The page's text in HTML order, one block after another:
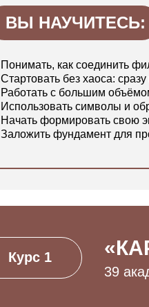
Понимать, как соединить
Стартовать без хаоса:
Работать с большим
Использовать символы и
Начать формировать свою
Заложить фундамент для
ВЫ НАУЧИТЕСЬ:
Курс 1
39